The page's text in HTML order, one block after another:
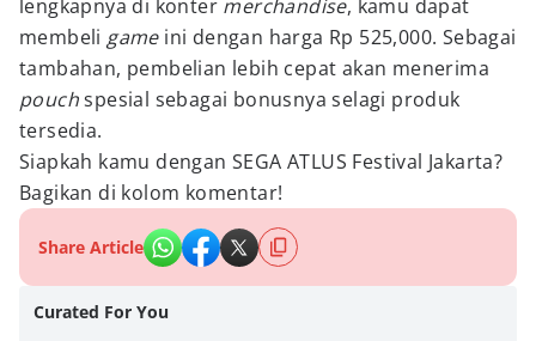
lengkapnya di konter merchandise, kamu dapat
membeli game ini dengan harga Rp 525,000. Sebagai
tambahan, pembelian lebih cepat akan menerima
pouchspesial sebagai bonusnya selagi produk
tersedia.
Siapkah kamu dengan SEGA ATLUS Festival Jakarta?
Bagikan di kolom komentar!
Share Article
Curated For You